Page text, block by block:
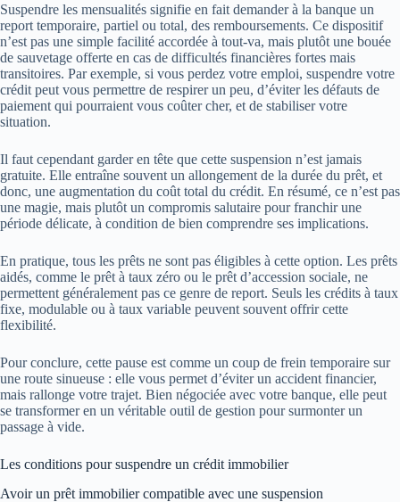
Suspendre les mensualités signifie en fait demander à la banque un
report temporaire, partiel ou total, des remboursements. Ce dispositif
n’est pas une simple facilité accordée à tout-va, mais plutôt une bouée
de sauvetage offerte en cas de difficultés financières fortes mais
transitoires. Par exemple, si vous perdez votre emploi, suspendre votre
crédit peut vous permettre de respirer un peu, d’éviter les défauts de
paiement qui pourraient vous coûter cher, et de stabiliser votre
situation.
Il faut cependant garder en tête que cette suspension n’est jamais
gratuite. Elle entraîne souvent un allongement de la durée du prêt, et
donc, une augmentation du coût total du crédit. En résumé, ce n’est pas
une magie, mais plutôt un compromis salutaire pour franchir une
période délicate, à condition de bien comprendre ses implications.
En pratique, tous les prêts ne sont pas éligibles à cette option. Les prêts
aidés, comme le prêt à taux zéro ou le prêt d’accession sociale, ne
permettent généralement pas ce genre de report. Seuls les crédits à taux
fixe, modulable ou à taux variable peuvent souvent offrir cette
flexibilité.
Pour conclure, cette pause est comme un coup de frein temporaire sur
une route sinueuse : elle vous permet d’éviter un accident financier,
mais rallonge votre trajet. Bien négociée avec votre banque, elle peut
se transformer en un véritable outil de gestion pour surmonter un
passage à vide.
Les conditions pour suspendre un crédit immobilier
Avoir un prêt immobilier compatible avec une suspension